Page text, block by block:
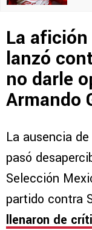
La
lanzó
no darle
Armando
La ausencia
pasó
Selección
partido contra
llenaron de